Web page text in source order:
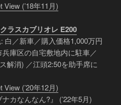
View (’18年11月)
ラスカブリオレ E200
白／新車／購入価格1,000万円
庫区の自宅敷地内に駐車／
解消) ／江頭2:50を助手席に
View (’20年12月)
カなんなん?』 (’22年5月)